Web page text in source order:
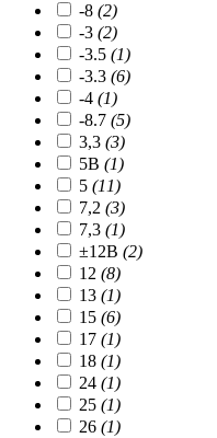
-8 (2)
-3 (2)
-3.5 (1)
-3.3 (6)
-4 (1)
-8.7 (5)
3,3 (3)
5В (1)
5 (11)
7,2 (3)
7,3 (1)
±12В (2)
12 (8)
13 (1)
15 (6)
17 (1)
18 (1)
24 (1)
25 (1)
26 (1)